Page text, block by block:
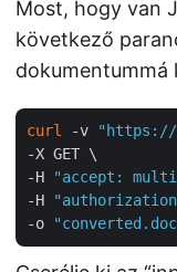
Most, hogy van
következő
dokumentummá
curl -v
"https://
-X GET \
-H
"accept:
-H
-o